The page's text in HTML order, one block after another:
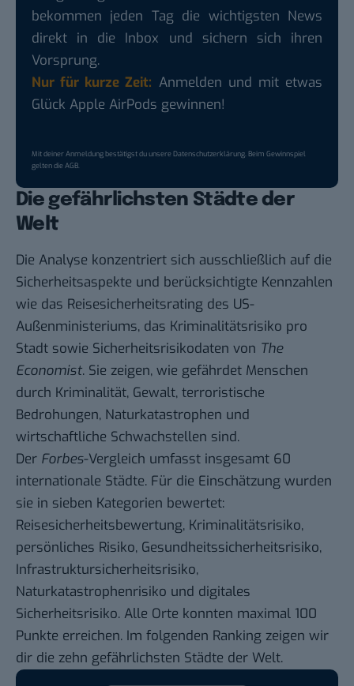
bekommen jeden Tag die wichtigsten News
direkt in die Inbox und sichern sich ihren
Vorsprung.
Nur für kurze Zeit: Anmelden und mit etwas
Glück Apple AirPods gewinnen!
Mit deiner Anmeldung bestätigst du unsereDatenschutzerklärung. Beim Gewinnspiel
gelten dieAGB.
Die gefährlichsten Städte der
Welt
Die Analyse konzentriert sich ausschließlich auf die
Sicherheitsaspekte und berücksichtigte Kennzahlen
wie das Reisesicherheitsrating des US-
Außenministeriums, das Kriminalitätsrisiko pro
Stadt sowie Sicherheitsrisikodaten von The
Economist. Sie zeigen, wie gefährdet Menschen
durch Kriminalität, Gewalt, terroristische
Bedrohungen, Naturkatastrophen und
wirtschaftliche Schwachstellen sind.
Der Forbes-Vergleich umfasst insgesamt 60
internationale Städte. Für die Einschätzung wurden
sie in sieben Kategorien bewertet:
Reisesicherheitsbewertung, Kriminalitätsrisiko,
persönliches Risiko, Gesundheitssicherheitsrisiko,
Infrastruktursicherheitsrisiko,
Naturkatastrophenrisiko und digitales
Sicherheitsrisiko. Alle Orte konnten maximal 100
Punkte erreichen. Im folgenden Ranking zeigen wir
dir die zehn gefährlichsten Städte der Welt.